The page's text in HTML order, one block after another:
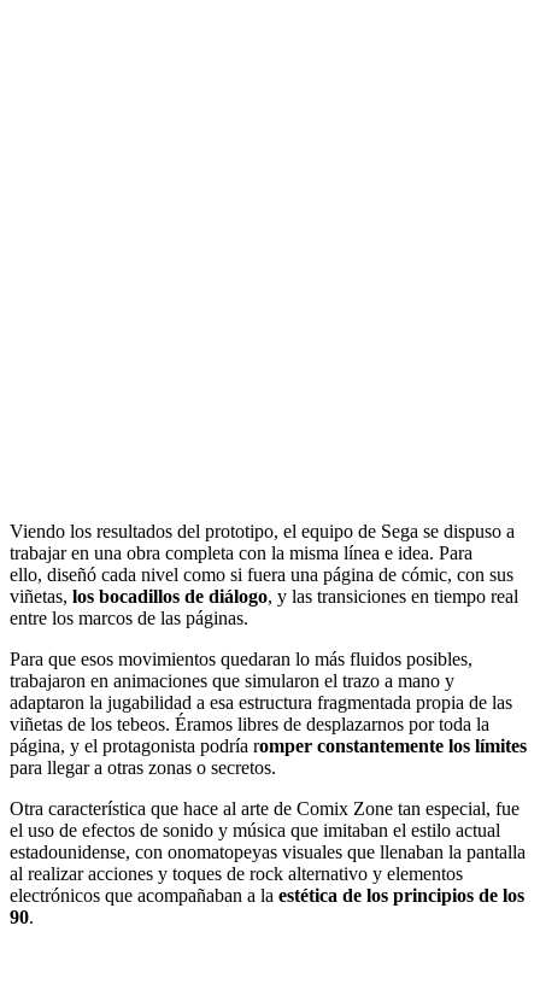
Viendo los resultados del prototipo, el equipo de Sega se dispuso a
trabajar en una obra completa con la misma línea e idea. Para
ello, diseñó cada nivel como si fuera una página de cómic, con sus
viñetas, los bocadillos de diálogo, y las transiciones en tiempo real
entre los marcos de las páginas.
Para que esos movimientos quedaran lo más fluidos posibles,
trabajaron en animaciones que simularon el trazo a mano y
adaptaron la jugabilidad a esa estructura fragmentada propia de las
viñetas de los tebeos. Éramos libres de desplazarnos por toda la
página, y el protagonista podría romper constantemente los límites
para llegar a otras zonas o secretos.
Otra característica que hace al arte de Comix Zone tan especial, fue
el uso de efectos de sonido y música que imitaban el estilo actual
estadounidense, con onomatopeyas visuales que llenaban la pantalla
al realizar acciones y toques de rock alternativo y elementos
electrónicos que acompañaban a la estética de los principios de los
90.